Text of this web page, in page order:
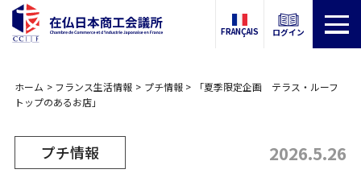
FRANÇAIS ログイン
ホーム フランス生活情報 プチ情報
「夏季限定企画 テラス・ルーフ
トップのあるお店」
プチ情報 2026.5.26